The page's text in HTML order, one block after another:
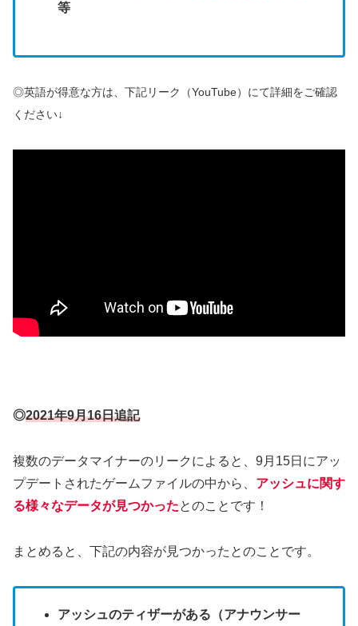
等
◎英語が得意な方は、下記リーク（YouTube）にて詳細をご確認
ください↓
◎2021年9月16日追記
複数のデータマイナーのリークによると、9月15日にアッ
プデートされたゲームファイルの中から、 アッシュに関す
る様々なデータが見つかったとのことです！
まとめると、下記の内容が見つかったとのことです。
アッシュのティザーがある（アナウンサー